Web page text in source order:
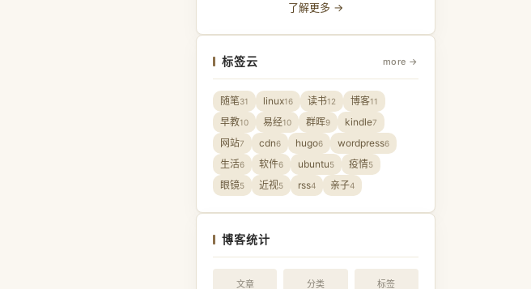
了解更多 →
标签云 more →
随笔31 linux16 读书12 博客11
早教10 易经10 群晖9 kindle7
网站7 cdn6 hugo6 wordpress6
生活6 软件6 ubuntu5 疫情5
眼镜5 近视5 rss4 亲子4
博客统计
文章 分类 标签